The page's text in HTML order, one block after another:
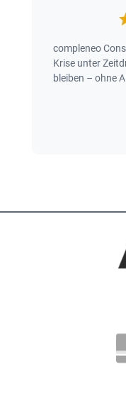
compleneo
Krise unter
bleiben – ohne